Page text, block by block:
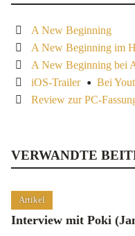
A New Beginning
A New Beginning im
A New Beginning bei
iOS-Trailer • Bei
Review zur PC-
VERWANDTE
Artikel
Interview mit Poki